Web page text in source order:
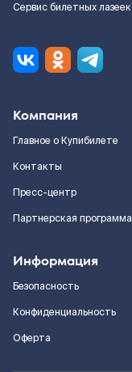
Сервис билетных лазеек
Компания
Главное о Купибилете
Контакты
Пресс-центр
Партнерская программа
Информация
Безопасность
Конфиденциальность
Оферта